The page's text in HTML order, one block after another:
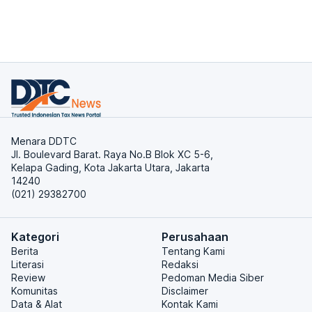
Menara DDTC
Jl. Boulevard Barat. Raya No.B Blok XC 5-6,
Kelapa Gading, Kota Jakarta Utara, Jakarta
14240
(021) 29382700
Kategori
Berita
Literasi
Review
Komunitas
Data & Alat
Perusahaan
Tentang Kami
Redaksi
Pedoman Media Siber
Disclaimer
Kontak Kami